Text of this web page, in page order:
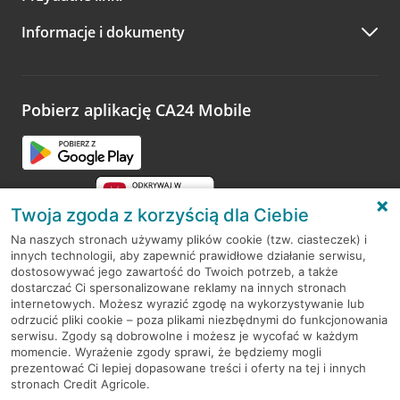
A po wizycie…
Zachęcamy do podzielenia się z nami opinią o wizycie.
opinie.
Informacje i dokumenty
Pobierz aplikację CA24 Mobile
RODO
Regulamin serwisu
Mapa serwisu
PolitykaCookies
Twoja zgoda z korzyścią dla Ciebie
Na naszych stronach używamy plików cookie (tzw. ciasteczek) i
innych technologii, aby zapewnić prawidłowe działanie serwisu,
dostosowywać jego zawartość do Twoich potrzeb, a także
dostarczać Ci spersonalizowane reklamy na innych stronach
internetowych. Możesz wyrazić zgodę na wykorzystywanie lub
odrzucić pliki cookie – poza plikami niezbędnymi do funkcjonowania
serwisu. Zgody są dobrowolne i możesz je wycofać w każdym
momencie. Wyrażenie zgody sprawi, że będziemy mogli
prezentować Ci lepiej dopasowane treści i oferty na tej i innych
stronach Credit Agricole.